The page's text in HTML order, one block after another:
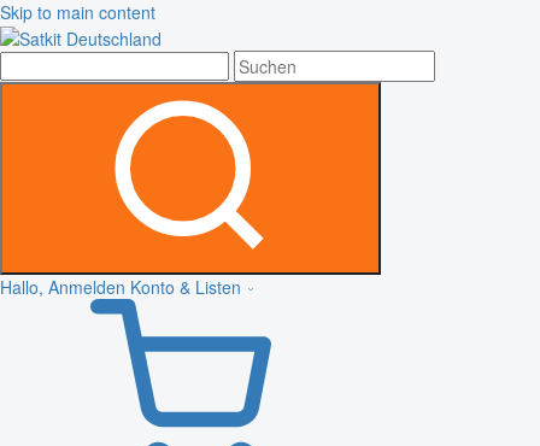
Skip to main content
Hallo, Anmelden Konto & Listen